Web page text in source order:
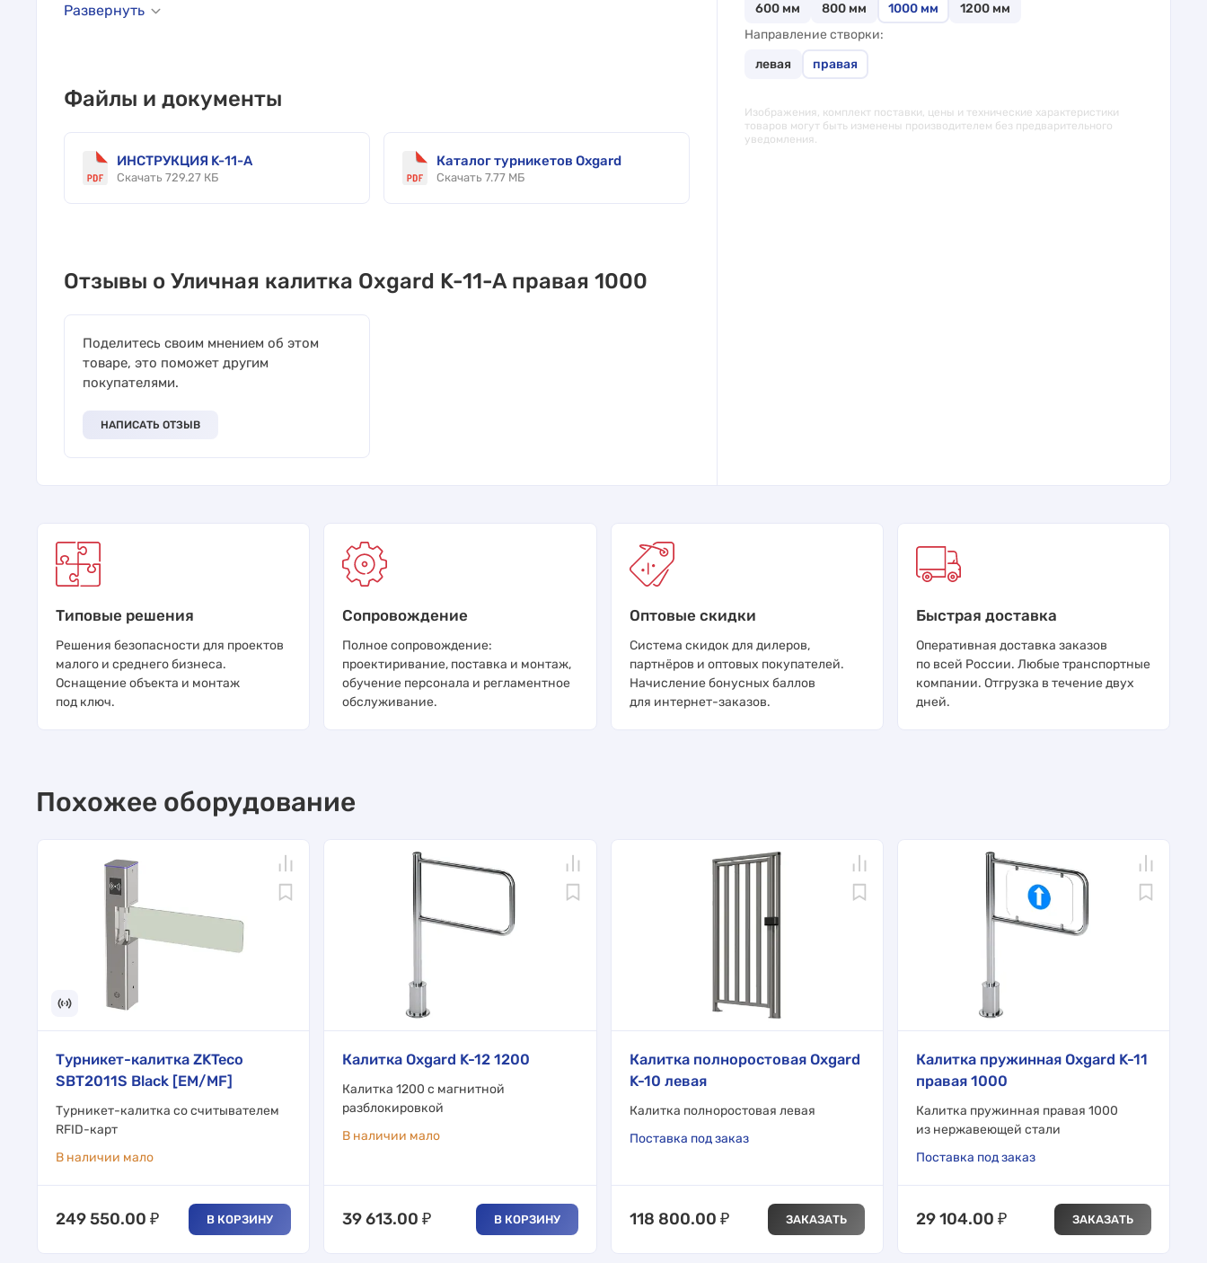
600 мм 800 мм 1000 мм 1200 мм
Направление створки
левая
правая
Изображения, комплект поставки, цены и технические характеристики
товаров могут быть изменены производителем без предварительного
уведомления.
Развернуть
Файлы и документы
ИНСТРУКЦИЯ K-11-А
Скачать 729.27 КБ
Каталог турникетов Oxgard
Скачать 7.77 МБ
Отзывы о Уличная калитка Oxgard K-11-A правая 1000
Поделитесь своим мнением об этом
товаре, это поможет другим
покупателями.
НАПИСАТЬ ОТЗЫВ
Типовые решения
Решения безопасности для проектов
малого и среднего бизнеса.
Оснащение объекта и монтаж
под ключ.
Сопровождение
Полное сопровождение:
проектиривание, поставка и монтаж,
обучение персонала и регламентное
обслуживание.
Оптовые скидки
Система скидок для дилеров,
партнёров и оптовых покупателей.
Начисление бонусных баллов
для интернет-заказов.
Быстрая доставка
Оперативная доставка заказов
по всей России. Любые транспортные
компании. Отгрузка в течение двух
дней.
Похожее оборудование
Турникет-калитка ZKTeco
SBT2011S Black [EM/MF]
Турникет-калитка со считывателем
RFID-карт
В наличии мало
249 550.00 ₽ В КОРЗИНУ
Калитка Oxgard K-12 1200
Калитка 1200 с магнитной
разблокировкой
В наличии мало
39 613.00 ₽ В КОРЗИНУ
Калитка полноростовая Oxgard
K-10 левая
Калитка полноростовая левая
Поставка под заказ
118 800.00 ₽ ЗАКАЗАТЬ
Калитка пружинная Oxgard K-11
правая 1000
Калитка пружинная правая 1000
из нержавеющей стали
Поставка под заказ
29 104.00 ₽ ЗАКАЗАТЬ